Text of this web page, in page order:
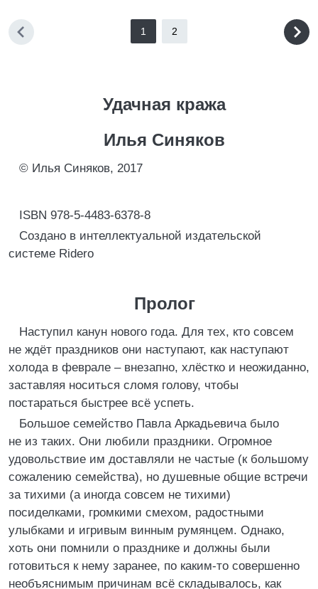
1 2
Удачная кража
Илья Синяков
© Илья Синяков, 2017
ISBN 978-5-4483-6378-8
Создано в интеллектуальной издательской
системе Ridero
Пролог
Наступил канун нового года. Для тех, кто совсем
не ждёт праздников они наступают, как наступают
холода в феврале – внезапно, хлёстко и неожиданно,
заставляя носиться сломя голову, чтобы
постараться быстрее всё успеть.
Большое семейство Павла Аркадьевича было
не из таких. Они любили праздники. Огромное
удовольствие им доставляли не частые (к большому
сожалению семейства), но душевные общие встречи
за тихими (а иногда совсем не тихими)
посиделками, громкими смехом, радостными
улыбками и игривым винным румянцем. Однако,
хоть они помнили о празднике и должны были
готовиться к нему заранее, по каким-то совершенно
необъяснимым причинам всё складывалось, как